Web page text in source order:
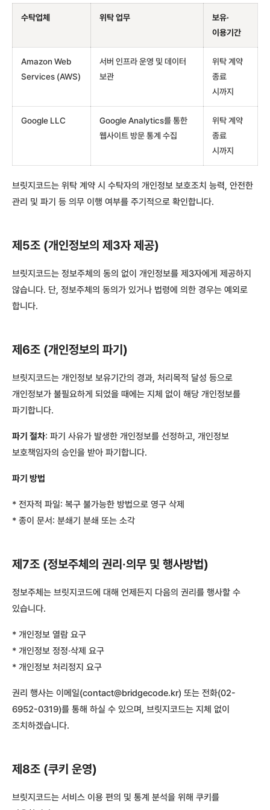
수탁업체 위탁 업무
보유·
이용기간
Amazon Web
Services (AWS)
서버 인프라 운영 및 데이터
보관
위탁 계약
종료
시까지
Google LLC
Google Analytics를 통한
웹사이트 방문 통계 수집
위탁 계약
종료
시까지
브릿지코드는 위탁 계약 시 수탁자의 개인정보 보호조치 능력, 안전한
관리 및 파기 등 의무 이행 여부를 주기적으로 확인합니다.
제5조 (개인정보의 제3자 제공)
브릿지코드는 정보주체의 동의 없이 개인정보를 제3자에게 제공하지
않습니다. 단, 정보주체의 동의가 있거나 법령에 의한 경우는 예외로
합니다.
제6조 (개인정보의 파기)
브릿지코드는 개인정보 보유기간의 경과, 처리목적 달성 등으로
개인정보가 불필요하게 되었을 때에는 지체 없이 해당 개인정보를
파기합니다.
파기 절차: 파기 사유가 발생한 개인정보를 선정하고, 개인정보
보호책임자의 승인을 받아 파기합니다.
파기 방법
* 전자적 파일: 복구 불가능한 방법으로 영구 삭제
* 종이 문서: 분쇄기 분쇄 또는 소각
제7조 (정보주체의 권리·의무 및 행사방법)
정보주체는 브릿지코드에 대해 언제든지 다음의 권리를 행사할 수
있습니다.
* 개인정보 열람 요구
* 개인정보 정정·삭제 요구
* 개인정보 처리정지 요구
권리 행사는 이메일(contact@bridgecode.kr) 또는 전화(02-
6952-0319)를 통해 하실 수 있으며, 브릿지코드는 지체 없이
조치하겠습니다.
제8조 (쿠키 운영)
브릿지코드는 서비스 이용 편의 및 통계 분석을 위해 쿠키를